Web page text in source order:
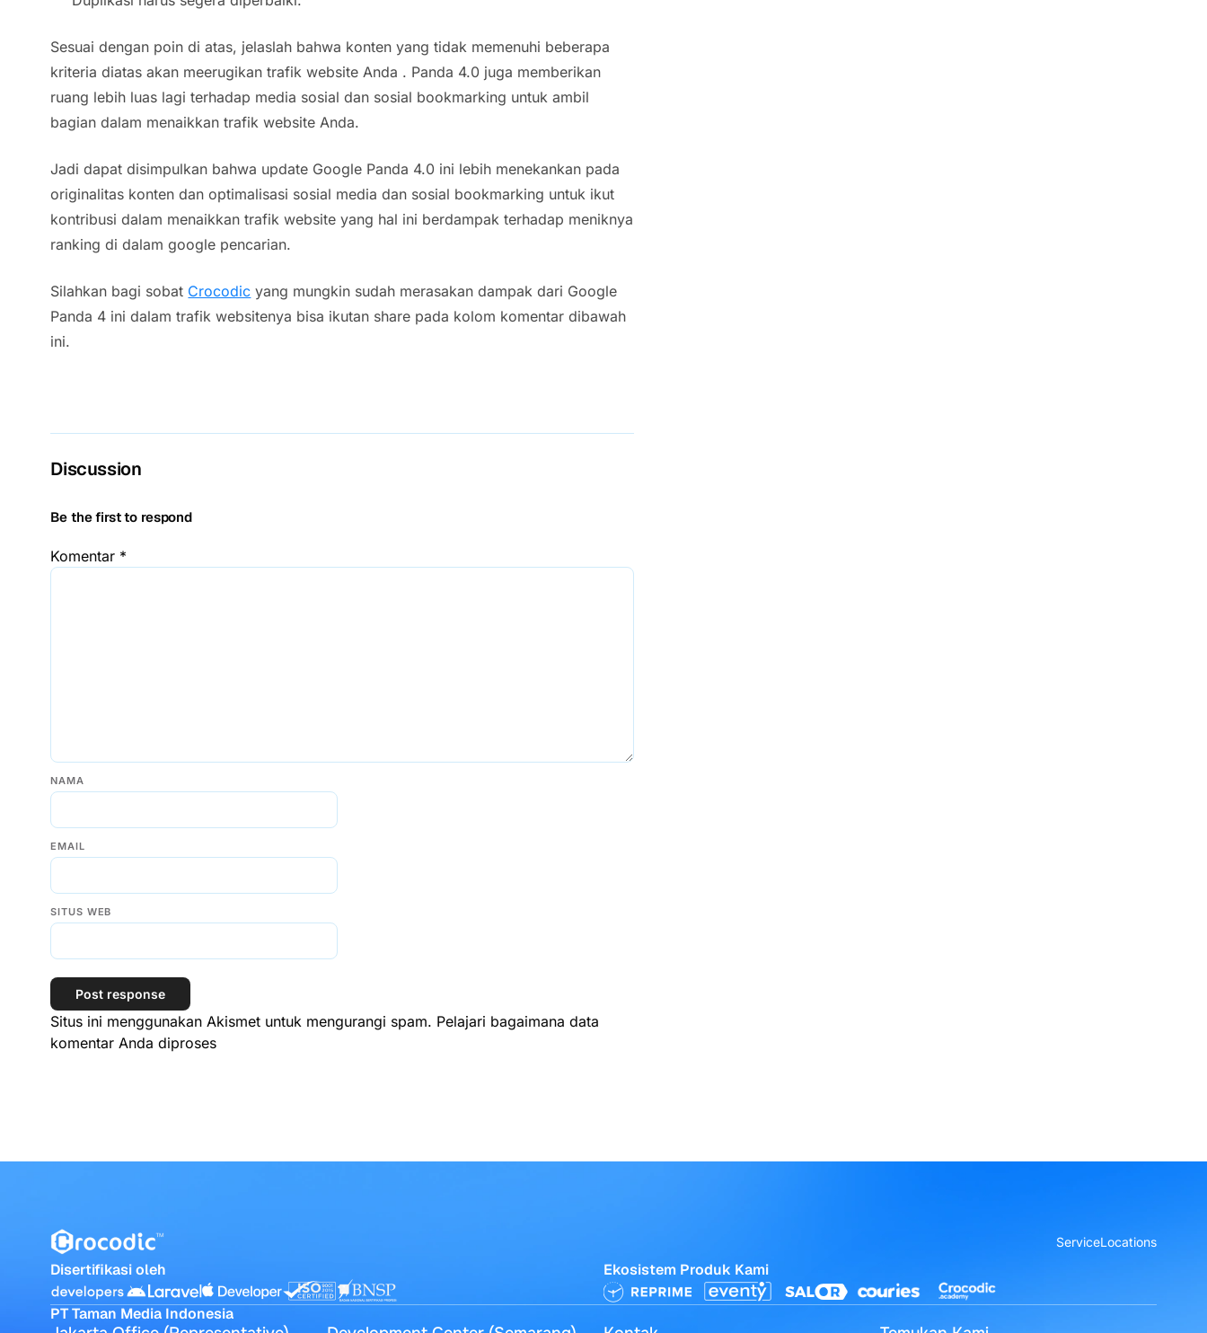
Sesuai dengan poin di atas, jelaslah bahwa konten yang tidak memenuhi beberapa
kriteria diatas akan meerugikan trafik website Anda . Panda 4.0 juga memberikan
ruang lebih luas lagi terhadap media sosial dan sosial bookmarking untuk ambil
bagian dalam menaikkan trafik website Anda.
Jadi dapat disimpulkan bahwa update Google Panda 4.0 ini lebih menekankan pada
originalitas konten dan optimalisasi sosial media dan sosial bookmarking untuk ikut
kontribusi dalam menaikkan trafik website yang hal ini berdampak terhadap meniknya
ranking di dalam google pencarian.
Silahkan bagi sobat Crocodic yang mungkin sudah merasakan dampak dari Google
Panda 4 ini dalam trafik websitenya bisa ikutan share pada kolom komentar dibawah
ini.
Discussion
Be the first to respond
Komentar *
NAMA
EMAIL
SITUS WEB
Situs ini menggunakan Akismet untuk mengurangi spam. Pelajari bagaimana data
komentar Anda diproses
ServiceLocations
Disertifikasi oleh Ekosistem Produk Kami
PT Taman Media Indonesia